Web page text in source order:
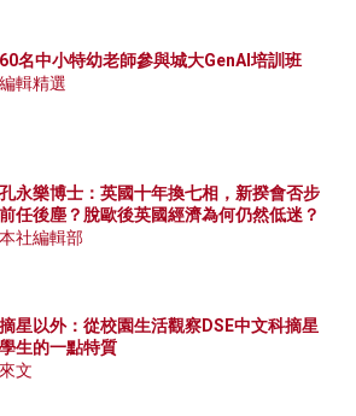
60名中小特幼老師參與城大GenAI培訓班
編輯精選
孔永樂博士：英國十年換七相，新揆會否步
前任後塵？脫歐後英國經濟為何仍然低迷？
本社編輯部
摘星以外：從校園生活觀察DSE中文科摘星
學生的一點特質
來文